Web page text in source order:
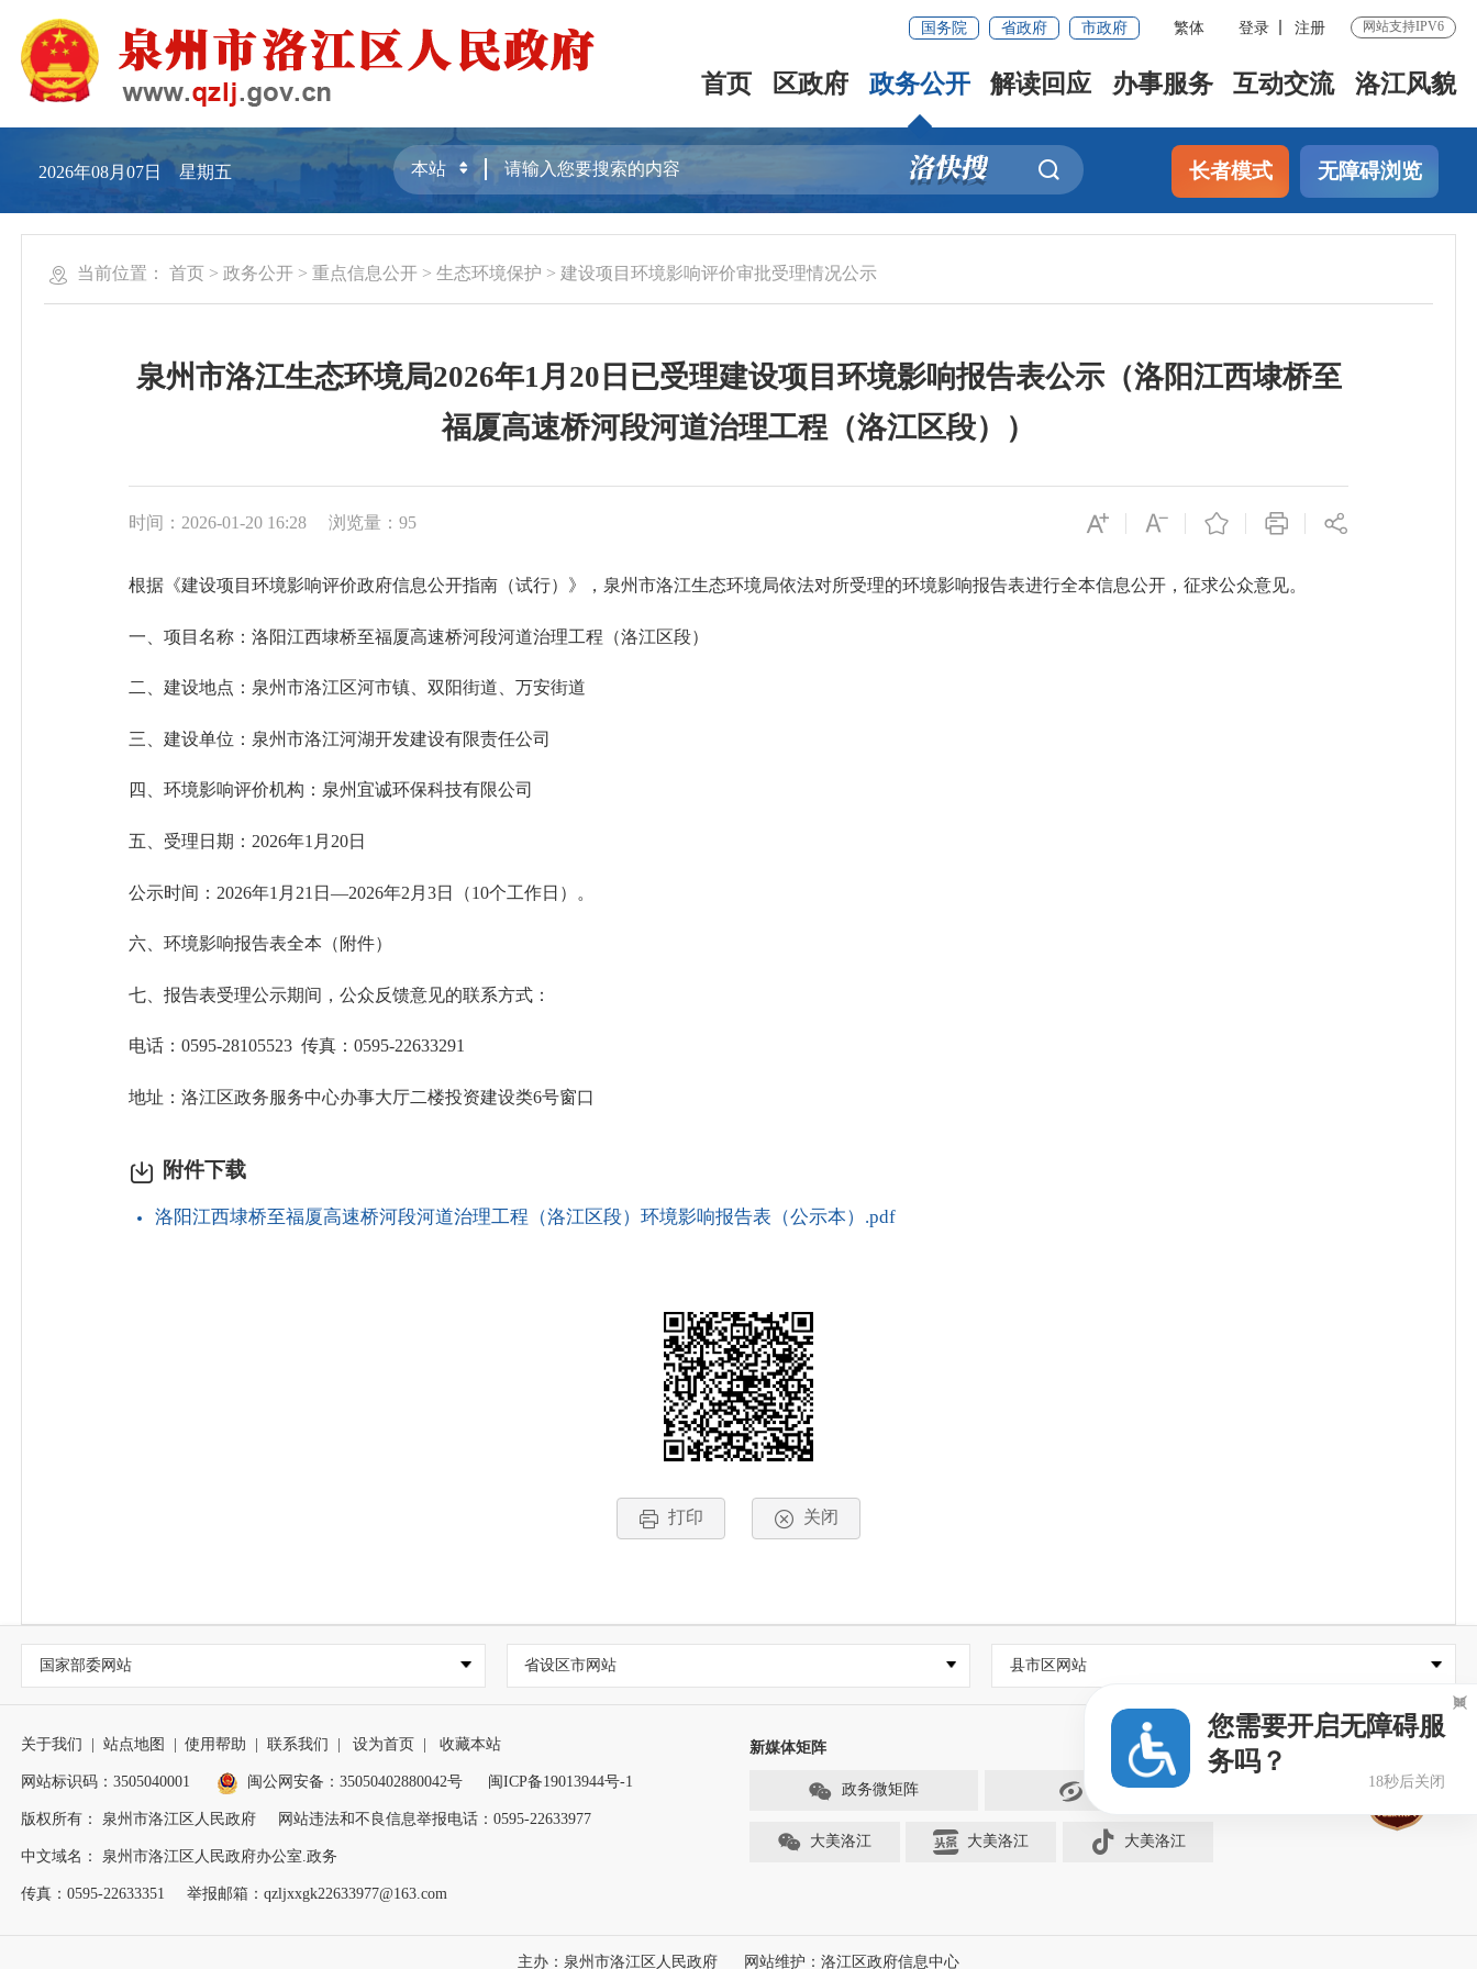
国务院 省政府 市政府 繁体 登录 注册 网站支持IPV6
首页 区政府 政务公开 解读回应 办事服务 互动交流 洛江风貌
2026年08月07日 星期五 长者模式 无障碍浏览
当前位置： 首页 >政务公开 >重点信息公开 >生态环境保护 > 建设项目环境影响评价审批受理情况公示
泉州市洛江生态环境局2026年1月20日已受理建设项目环境影响报告表公示（洛阳江西埭桥至
福厦高速桥河段河道治理工程（洛江区段））
时间：2026-01-20 16:28 浏览量： 95
根据《建设项目环境影响评价政府信息公开指南（试行）》，泉州市洛江生态环境局依法对所受理的环境影响报告表进行全本信息公开，征求公众意见。
一、项目名称：洛阳江西埭桥至福厦高速桥河段河道治理工程（洛江区段）
二、建设地点：泉州市洛江区河市镇、双阳街道、万安街道
三、建设单位：泉州市洛江河湖开发建设有限责任公司
四、环境影响评价机构：泉州宜诚环保科技有限公司
五、受理日期：2026年1月20日
公示时间：2026年1月21日—2026年2月3日（10个工作日）。
六、环境影响报告表全本（附件）
七、报告表受理公示期间，公众反馈意见的联系方式：
电话：0595-28105523 传真：0595-22633291
地址：洛江区政务服务中心办事大厅二楼投资建设类6号窗口
附件下载
洛阳江西埭桥至福厦高速桥河段河道治理工程（洛江区段）环境影响报告表（公示本）.pdf
打印 关闭
国家部委网站 省设区市网站 县市区网站
关于我们 站点地图 使用帮助 联系我们 设为首页 收藏本站
网站标识码：3505040001 闽公网安备：35050402880042号 闽ICP备19013944号-1
版权所有： 泉州市洛江区人民政府 网站违法和不良信息举报电话：0595-22633977
中文域名： 泉州市洛江区人民政府办公室.政务
传真：0595-22633351 举报邮箱：qzljxxgk22633977@163.com
新媒体矩阵
政务微矩阵 闽政通
大美洛江 大美洛江 大美洛江
主办：泉州市洛江区人民政府 网站维护：洛江区政府信息中心
您需要开启无障碍服
务吗？
18秒后关闭
